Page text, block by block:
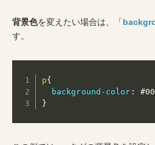
背景色を変えたい場合は、「
す。
p{
background-color :
}